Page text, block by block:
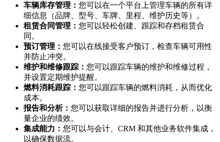
车辆库存管理： 您可以在一个平台上管理车辆的所有详
细信息（品牌、型号、车牌、里程、维护历史等）。
租赁合同管理： 您可以轻松创建、跟踪和存档租赁合
同。
预订管理： 您可以在线接受客户预订，检查车辆可用性
并防止冲突。
维护和维修跟踪： 您可以跟踪车辆的维护和维修过程，
并设置定期维护提醒。
燃料消耗跟踪： 您可以跟踪车辆的燃料消耗，从而优化
成本。
报告和分析： 您可以获取详细的报告并进行分析，以衡
量企业的绩效。
集成能力： 您可以与会计、CRM 和其他业务软件集成，
以确保数据流。